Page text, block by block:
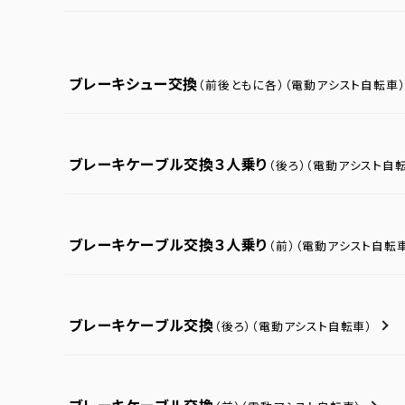
ブレーキシュー交換 （前後ともに各） （電動アシスト自転車）
ブレーキケーブル交換３人乗り （後ろ） （電動アシスト自転
ブレーキケーブル交換３人乗り （前） （電動アシスト自転車
ブレーキケーブル交換 （後ろ） （電動アシスト自転車）